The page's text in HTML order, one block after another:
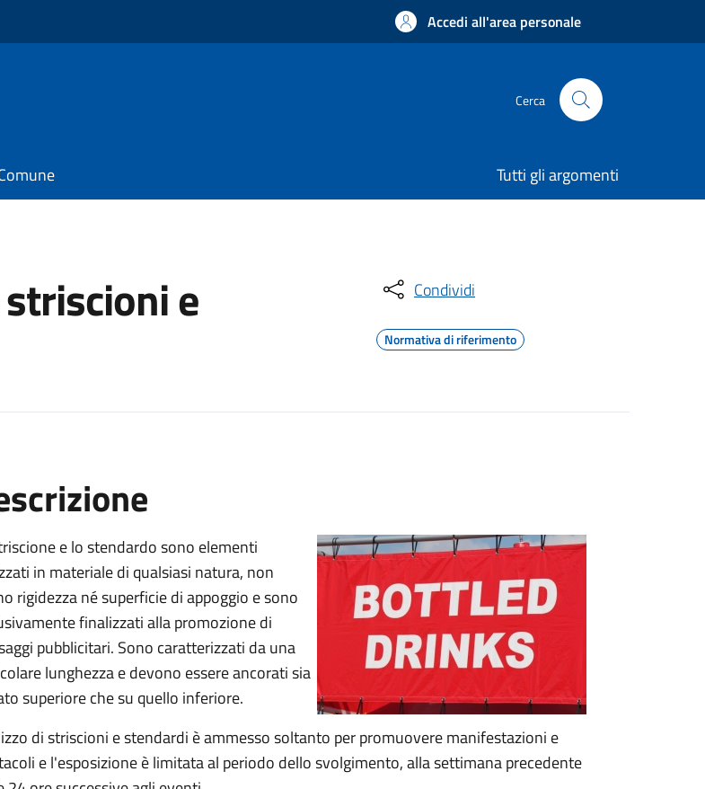
Accedi all'area personale
Cerca
Tutti gli argomenti
e Condividi
Normativa di riferimento
e lo stendardo sono elementi
in materiale di qualsiasi natura, non
rigidezza né superficie di appoggio e sono
finalizzati alla promozione di
pubblicitari. Sono caratterizzati da una
lunghezza e devono essere ancorati sia
superiore che su quello inferiore.
di striscioni e stendardi è ammesso soltanto per promuovere manifestazioni e
e l'esposizione è limitata al periodo dello svolgimento, alla settimana precedente